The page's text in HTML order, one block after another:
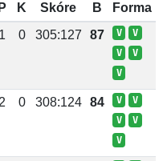
P K Skóre B
Forma
1 0 305:127 87 V
V
V
V
V
2 0 308:124 84 V
V
V
V
V